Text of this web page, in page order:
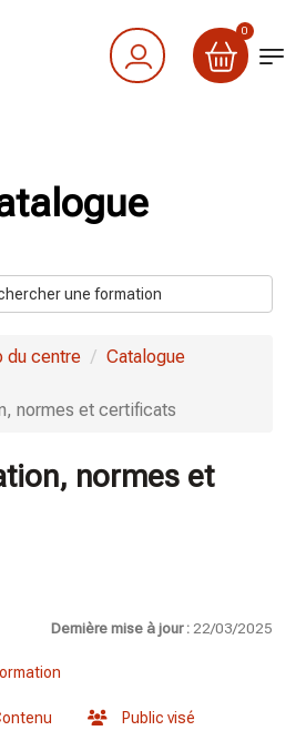
0
une formation
du centre
Catalogue
normes et certificats
normes et
Dernière mise à jour : 22/03/2025
Public visé